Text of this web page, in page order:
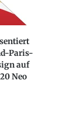
Paris-
auf
Neo